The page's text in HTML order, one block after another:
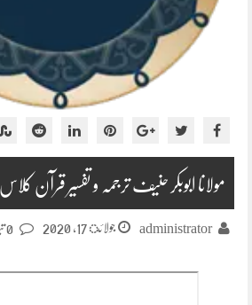
مولانا ابوبکر حنیف ترجمہ و تفسیر قرآن کلاس 2020-07-08
administrator جولائ 17, 2020